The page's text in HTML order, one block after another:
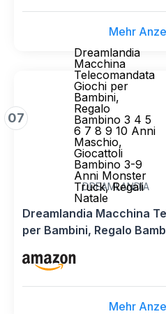
Mehr
07
Dreamlandia
Macchina
Telecomandata
Giochi per
Bambini,
Regalo
Bambino 3 4 5
6 7 8 9 10 Anni
Maschio,
Giocattoli
Bambino 3-9
Anni Monster
Truck, Regali
Natale
DREAMLANDIA
Dreamlandia Macchina
per Bambini, Regalo
Anni Maschio, Giocattoli
Monster Truck, Regali
Mehr